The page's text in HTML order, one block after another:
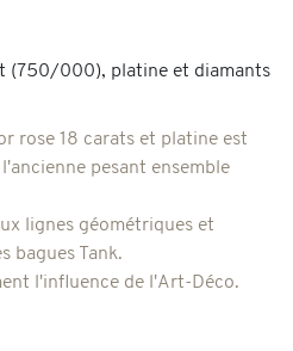
(750/000), platine et diamants
rose 18 carats et platine est
pesant ensemble
lignes géométriques et
bagues Tank.
l'influence de l'Art-Déco.